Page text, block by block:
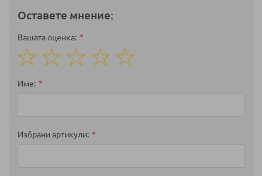
Оставете мнение:
Вашата оценка
star
stars
stars
stars
stars
Име
Избрани артикули